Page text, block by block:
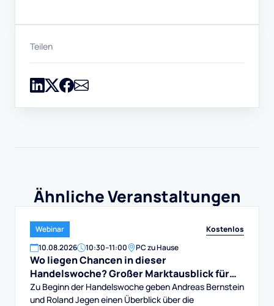
Teilen
Ähnliche Veranstaltungen
Webinar
Kostenlos
10.08.2026 10:30–11:00 PC zu Hause
Wo liegen Chancen in dieser
Handelswoche? Großer Marktausblick für
DAX, Dow, Gold und Aktien
Zu Beginn der Handelswoche geben Andreas Bernstein
und Roland Jegen einen Überblick über die